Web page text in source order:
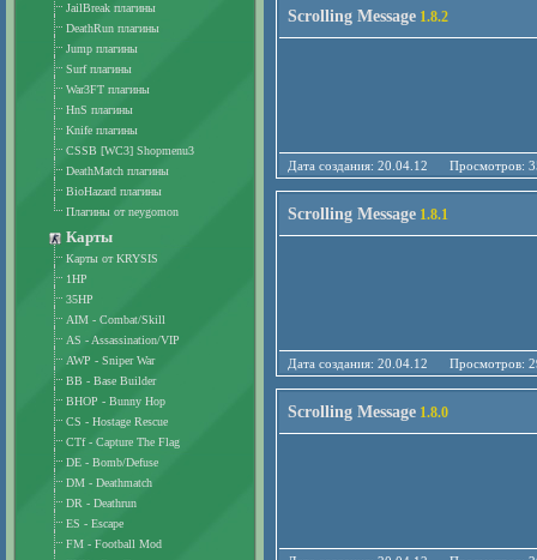
Scrolling Message 1.8.2
Дата создания: 20.04.12
Scrolling Message 1.8.1
Дата создания: 20.04.12
Scrolling Message 1.8.0
JailBreak плагины
DeathRun плагины
Jump плагины
Surf плагины
War3FT плагины
HnS плагины
Knife плагины
CSSB [WC3] Shopmenu3
DeathMatch плагины
BioHazard плагины
Плагины от neygomon
Карты
Карты от KRYSIS
1HP
35HP
AIM - Combat/Skill
AS - Assassination/VIP
AWP - Sniper War
BB - Base Builder
BHOP - Bunny Hop
CS - Hostage Rescue
CTf - Capture The Flag
DE - Bomb/Defuse
DM - Deathmatch
DR - Deathrun
ES - Escape
FM - Football Mod